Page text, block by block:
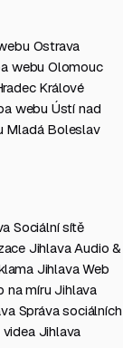
Ostrava
webu Olomouc
Králové
webu Ústí nad
Mladá Boleslav
Sociální sítě
JihlavaAudio &
JihlavaWeb
na míru Jihlava
Správa sociálních
Jihlava